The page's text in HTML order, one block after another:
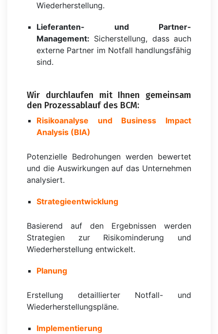
Wiederherstellung.
Lieferanten- und Partner-
Management: Sicherstellung, dass auch
externe Partner im Notfall handlungsfähig
sind.
Wir durchlaufen mit Ihnen gemeinsam
den Prozessablauf des BCM:
Risikoanalyse und Business Impact
Analysis (BIA)
Potenzielle Bedrohungen werden bewertet
und die Auswirkungen auf das Unternehmen
analysiert.
Strategieentwicklung
Basierend auf den Ergebnissen werden
Strategien zur Risikominderung und
Wiederherstellung entwickelt.
Planung
Erstellung detaillierter Notfall- und
Wiederherstellungspläne.
Implementierung